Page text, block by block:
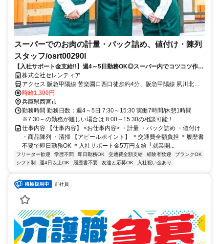
スーパーでのお肉の計量・パック詰め、値付け・陳列
スタッフ/osrt00290l
【入社サポート金支給!!】週4～5日勤務OK◎スーパー内でコツコツ作
業！嬉しい交通費全額支給★
株式会社セレンティア
アクセス 阪急甲陽線 苦楽園口西口徒歩約4分、阪急甲陽線 夙川北口
徒歩約10分、阪急神戸本線 夙川北口徒歩約10分
時給1,300円
兵庫県西宮市
勤務時間 勤務日数：週4～5日 7:30～15:30 実働7時間/休憩1時間
※7:30～の勤務が難しい場合は 8:00～15:30の相談可能！
仕事内容 【仕事内容】 <お仕事内容> ・計量 ・パック詰め ・値付け
・商品陳列 ・清掃 【アピールポイント】 ＊交通費全額負担 ＊履歴書
不要で即日勤務OK ＊入社サポート金5万円支給 └就業開...
フリーター歓迎 学歴不問 即日勤務OK 交通費全額支給 経験者歓迎
ブランクOK
シフト制
週4日以上OK 履歴書不要 友達と応募OK 入社祝い金あり
正社員